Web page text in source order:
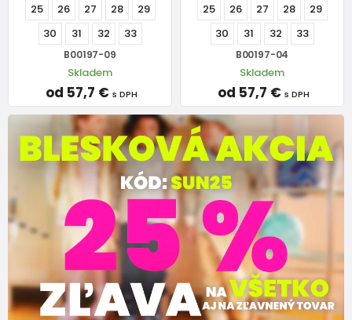
25 26 27 28
29
30
31 32 33
B00197-09
Skladem
od 57,7 € s DPH
25 26 27 28
29
30
31 32 33
B00197-04
Skladem
od 57,7 € s DPH